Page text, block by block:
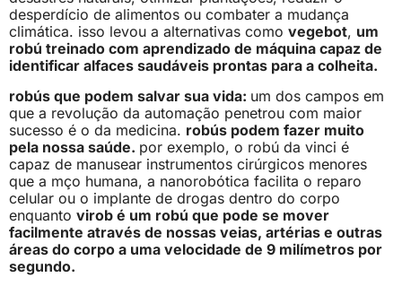
desperdício de alimentos ou combater a mudança
climática. isso levou a alternativas como vegebot, um
robú treinado com aprendizado de máquina capaz de
identificar alfaces saudáveis prontas para a colheita.
robús que podem salvar sua vida: um dos campos em
que a revolução da automação penetrou com maior
sucesso é o da medicina. robús podem fazer muito
pela nossa saúde. por exemplo, o robú da vinci é
capaz de manusear instrumentos cirúrgicos menores
que a mço humana, a nanorobótica facilita o reparo
celular ou o implante de drogas dentro do corpo
enquanto virob é um robú que pode se mover
facilmente através de nossas veias, artérias e outras
áreas do corpo a uma velocidade de 9 milímetros por
segundo.